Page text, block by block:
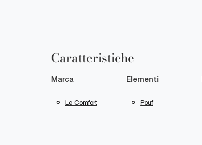
Caratteristiche
Marca
Le Comfort
Elementi
Pouf